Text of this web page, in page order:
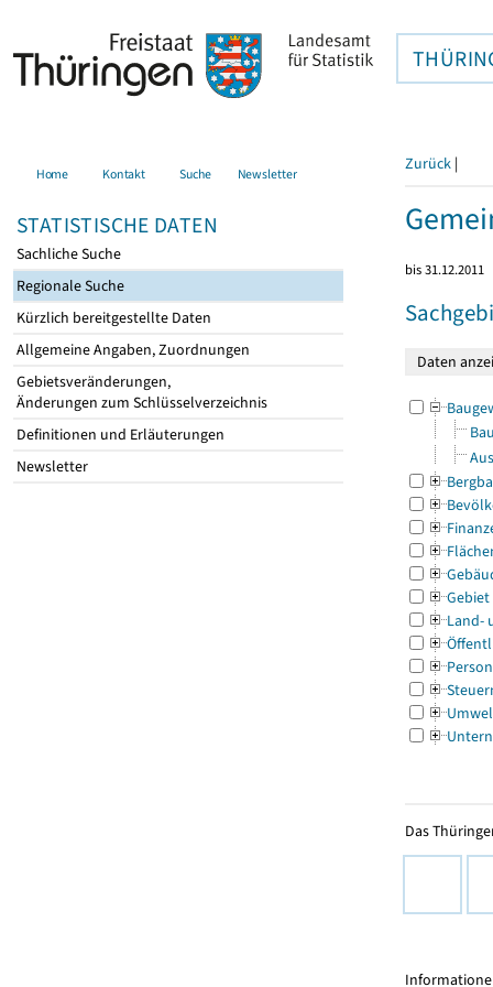
Home Kontakt Suche Newsletter
STATISTISCHE DATEN
Sachliche Suche
Regionale Suche
Kürzlich bereitgestellte Daten
Allgemeine Angaben, Zuordnungen
Gebietsveränderungen,
Änderungen zum Schlüsselverzeichnis
Definitionen und Erläuterungen
Newsletter
Zurück |
bis 31.12.2011
Gebiet
Land-
Das